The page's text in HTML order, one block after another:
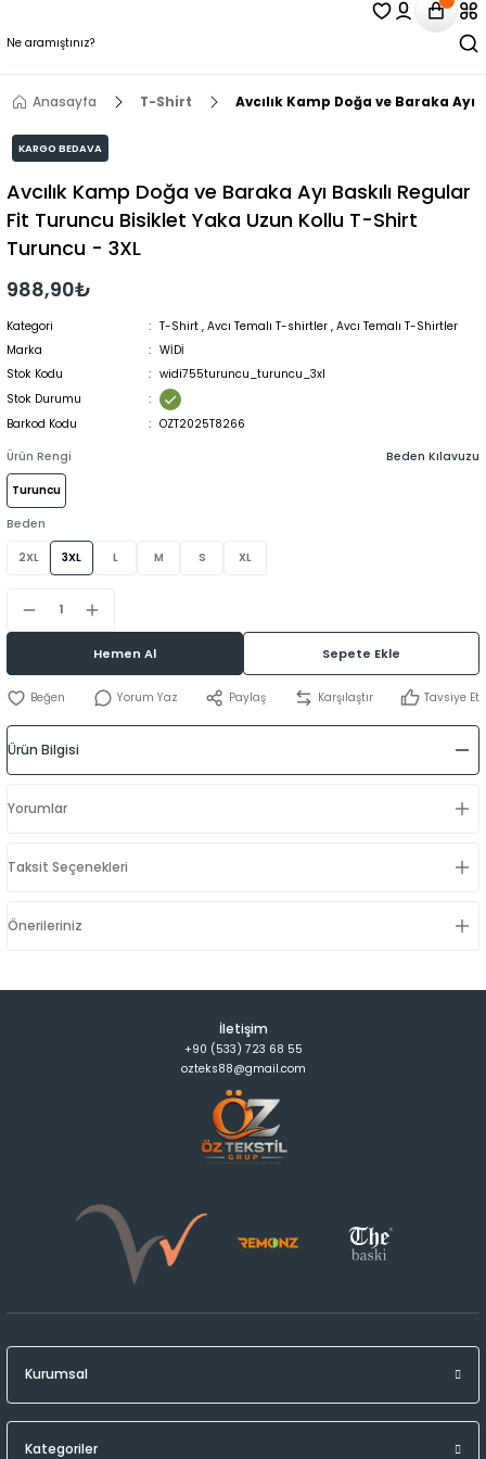
Anasayfa T-Shirt Avcılık Kamp Doğa ve Baraka
KARGO BEDAVA
Avcılık Kamp Doğa ve Baraka Ayı Baskılı Regular
Fit Turuncu Bisiklet Yaka Uzun Kollu T-Shirt
Turuncu - 3XL
988,90₺
Kategori T-Shirt , Avcı Temalı T-shirtler , Avcı Temalı T-Shirtler
Marka
WİDİ
Stok Kodu
widi755turuncu_turuncu_3xl
Stok Durumu
Barkod Kodu
OZT2025T8266
Ürün Rengi
Turuncu
Beden
2XL 3XL L M S XL
Beden Kılavuzu
Hemen Al Sepete Ekle
Yorum Yaz Paylaş Karşılaştır Tavsiye Et
Ürün Bilgisi
Yorumlar
Taksit Seçenekleri
Önerileriniz
İletişim
+90 (533) 723 68 55
ozteks88@gmail.com
Kurumsal
Kategoriler